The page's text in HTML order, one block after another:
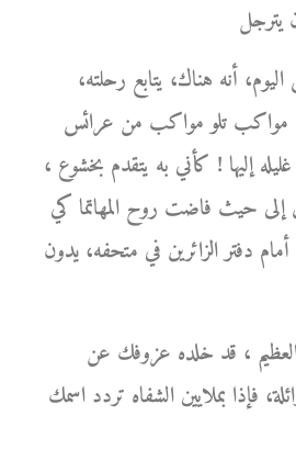
أنه هناك، يتابع رحلته،
مواكب تلو مواكب من عرائس
إليها ! كأني به يتقدم بخشوع ،
إلى حيث فاضت روح المهاتما كي
دفتر الزائرين في متحفه، يدون
العظيم ، قد خلده عزوفك عن
فإذا بملايين الشفاه تردد اسمك